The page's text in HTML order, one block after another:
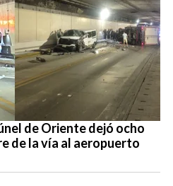
de Oriente dejó ocho
de la vía al aeropuerto